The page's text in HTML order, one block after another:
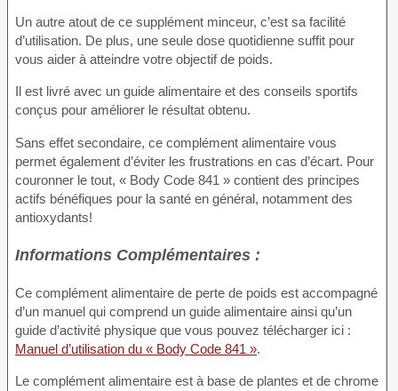
Un autre atout de ce supplément minceur, c’est sa facilité
d’utilisation. De plus, une seule dose quotidienne suffit pour
vous aider à atteindre votre objectif de poids.
Il est livré avec un guide alimentaire et des conseils sportifs
conçus pour améliorer le résultat obtenu.
Sans effet secondaire, ce complément alimentaire vous
permet également d’éviter les frustrations en cas d’écart. Pour
couronner le tout, « Body Code 841 » contient des principes
actifs bénéfiques pour la santé en général, notamment des
antioxydants!
Informations Complémentaires :
Ce complément alimentaire de perte de poids est accompagné
d’un manuel qui comprend un guide alimentaire ainsi qu’un
guide d’activité physique que vous pouvez télécharger ici :
Manuel d’utilisation du « Body Code 841 ».
Le complément alimentaire est à base de plantes et de chrome